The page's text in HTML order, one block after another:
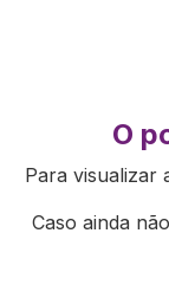
O
Para visualizar
Caso ainda